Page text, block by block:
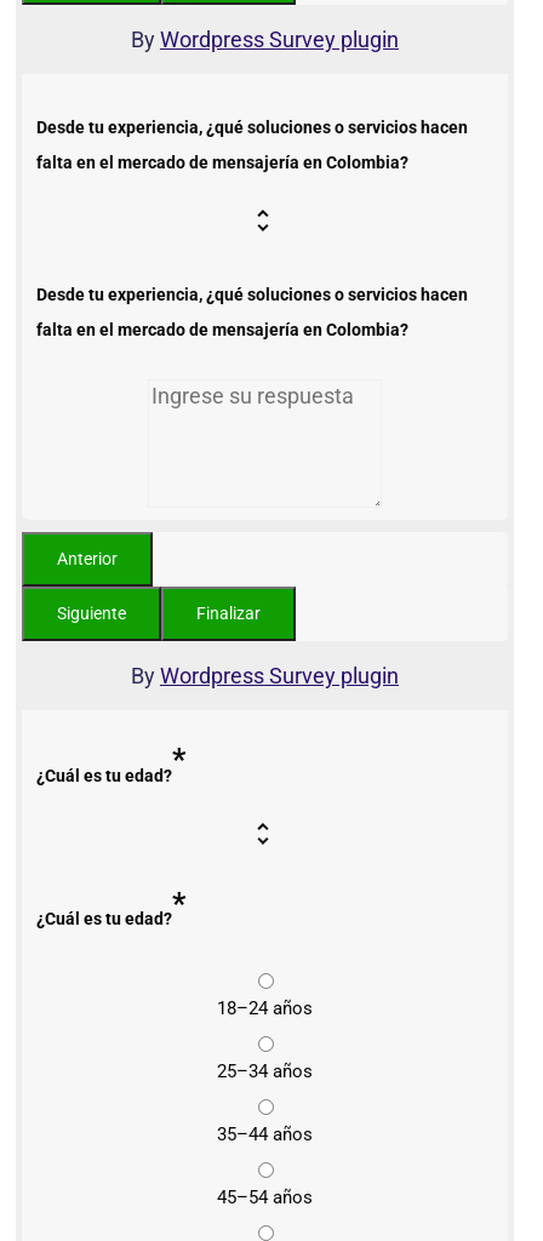
ByWordpress Survey plugin
Desde tu experiencia, ¿qué soluciones o servicios hacen
falta en el mercado de mensajería en Colombia?
Desde tu experiencia, ¿qué soluciones o servicios hacen
falta en el mercado de mensajería en Colombia?
ByWordpress Survey plugin
¿Cuál es tu edad?*
¿Cuál es tu edad?*
18–24 años
25–34 años
35–44 años
45–54 años